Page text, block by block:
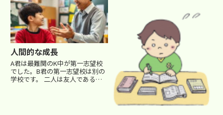
人間的な成長
A君は最難関のK中が第一志望校
でした。B君の第一志望校は別の
学校です。 二人は友人であると